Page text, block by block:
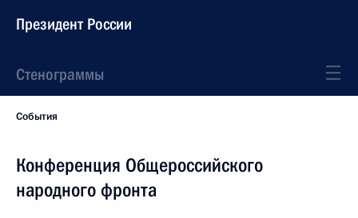
Президент России
Стенограммы
События
Конференция Общероссийского
народного фронта